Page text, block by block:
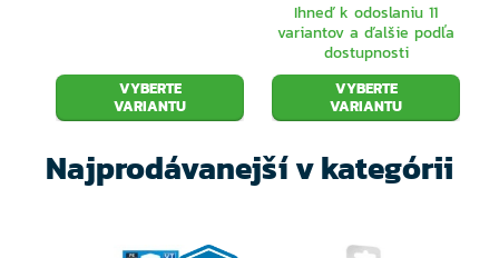
VYBERTE
VARIANTU
Ihneď k odoslaniu 11
variantov a ďalšie podľa
dostupnosti
VYBERTE
VARIANTU
Najprodávanejší v kategórii